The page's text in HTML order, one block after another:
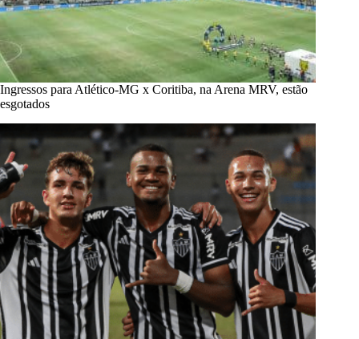
Ingressos para Atlético-MG x Coritiba, na Arena MRV, estão
esgotados